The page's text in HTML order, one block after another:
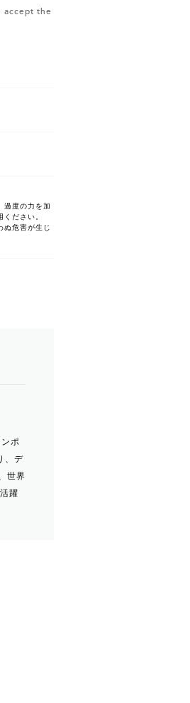
accept the
過度の力を加
ださい。
ぬ危害が生じ
ポ
、デ
世界
躍